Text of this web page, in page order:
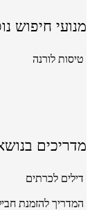
מנועי חיפוש
טיסות לורנה
מדריכים
דילים לכרתים
המדריך להזמנת